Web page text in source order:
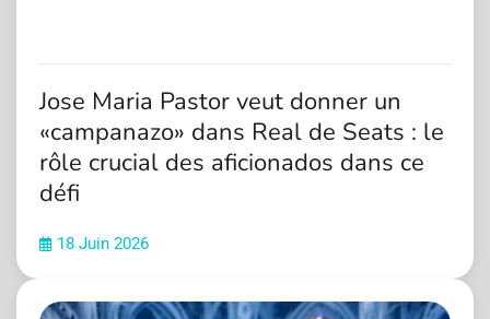
Jose Maria Pastor veut donner un
«campanazo» dans Real de Seats : le
rôle crucial des aficionados dans ce
défi
18 Juin 2026